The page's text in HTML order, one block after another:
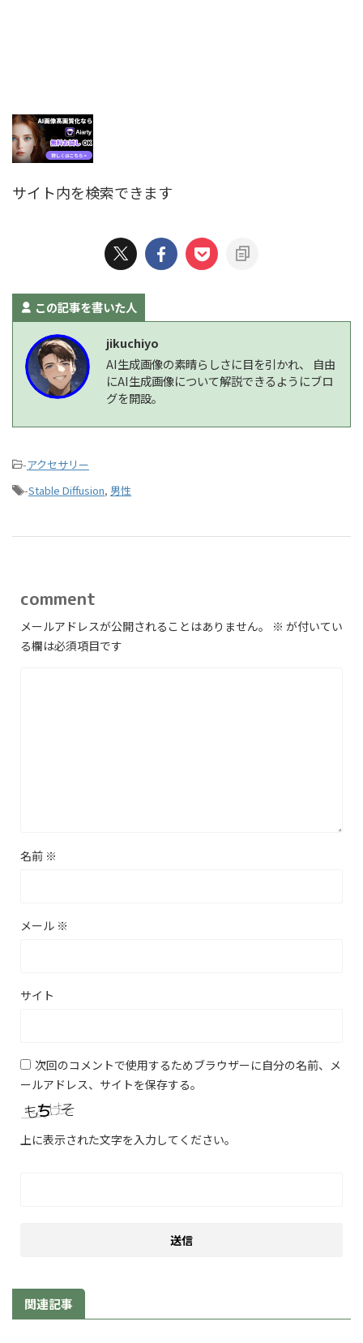
サイト内を検索できます
この記事を書いた人
jikuchiyo
AI生成画像の素晴らしさに目を引かれ、 自由
にAI生成画像について解説できるようにブロ
グを開設。
-アクセサリー
-Stable Diffusion, 男性
comment
メールアドレスが公開されることはありません。 ※ が付いてい
る欄は必須項目です
名前 ※
メール ※
サイト
次回のコメントで使用するためブラウザーに自分の名前、メ
ールアドレス、サイトを保存する。
上に表示された文字を入力してください。
関連記事